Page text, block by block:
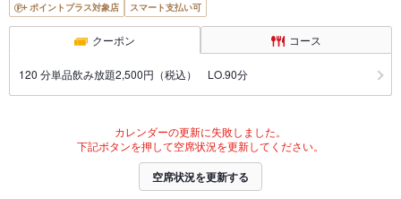
ポイントプラス対象店
スマート支払い可
クーポン コース
120 分単品飲み放題2,500円（税込） LO.90分
カレンダーの更新に失敗しました。
下記ボタンを押して空席状況を更新してください。
空席状況を更新する